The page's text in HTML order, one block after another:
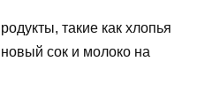
такие как хлопья
сок и молоко на